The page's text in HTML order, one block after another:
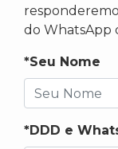
do WhatsApp
*Seu Nome
*DDD e